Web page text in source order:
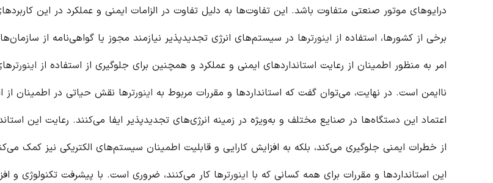
درایوهای موتور صنعتی متفاوت باشد. این تفاوت‌ها به دلیل تفاوت در الزامات ایمنی و عملکرد در این
برخی از کشورها، استفاده از اینورترها در سیستم‌های انرژی تجدیدپذیر نیازمند مجوز یا گواهی‌نامه از
امر به منظور اطمینان از رعایت استانداردهای ایمنی و عملکرد و همچنین برای جلوگیری از استفاده از اینورتر
ناایمن است. در نهایت، می‌توان گفت که استانداردها و مقررات مربوط به اینورترها نقش حیاتی در اطمینان از
اعتماد این دستگاه‌ها در صنایع مختلف و به‌ویژه در زمینه انرژی‌های تجدیدپذیر ایفا می‌کنند. رعایت این
از خطرات ایمنی جلوگیری می‌کند، بلکه به افزایش کارایی و قابلیت اطمینان سیستم‌های الکتریکی نیز کمک
این استانداردها و مقررات برای همه کسانی که با اینورترها کار می‌کنند، ضروری است. با پیشرفت تکنولوژی و